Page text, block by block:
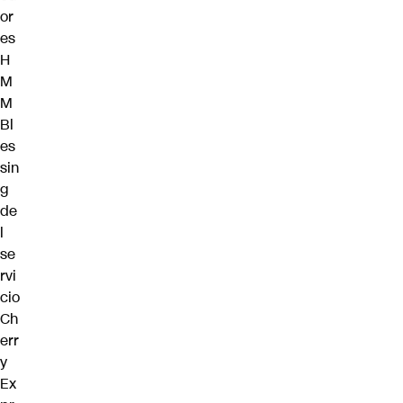
or
es
H
M
M
Bl
es
sin
g
de
l
se
rvi
cio
Ch
err
y
Ex